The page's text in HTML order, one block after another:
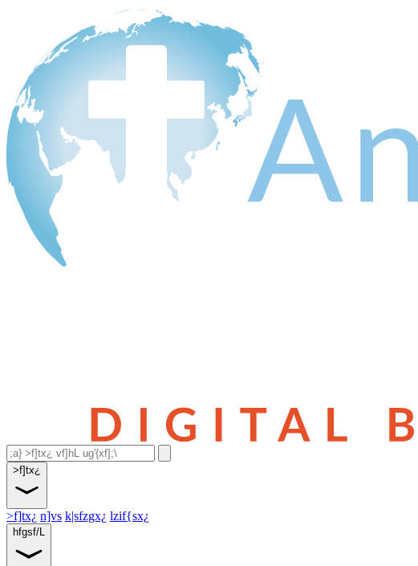
>f]tx¿
>f]tx¿ n]vs k|sfzgx¿ lzif{sx¿
hfgsf/L